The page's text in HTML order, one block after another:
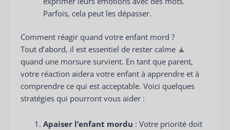
Parfois, cela peut les dépasser.
Comment réagir quand votre enfant mord ?
Tout d’abord, il est essentiel de rester calme 🧘
quand une morsure survient. En tant que parent,
votre réaction aidera votre enfant à apprendre et à
comprendre ce qui est acceptable. Voici quelques
stratégies qui pourront vous aider :
Apaiser l’enfant mordu : Votre priorité doit